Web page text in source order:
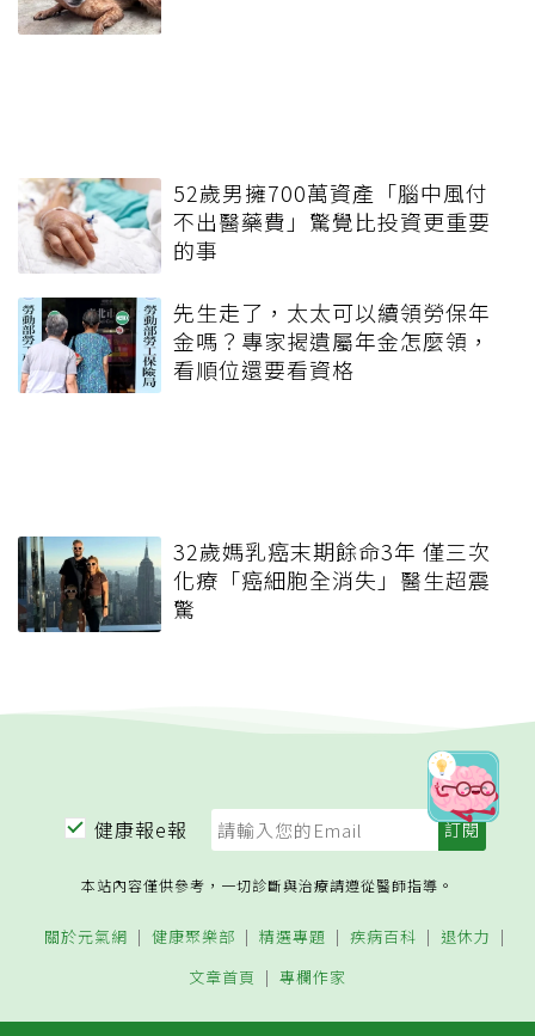
52歲男擁700萬資產「腦中風付
不出醫藥費」驚覺比投資更重要
的事
先生走了，太太可以續領勞保年
金嗎？專家揭遺屬年金怎麼領，
看順位還要看資格
32歲媽乳癌末期餘命3年 僅三次
化療「癌細胞全消失」醫生超震
驚
健康報e報
本站內容僅供參考，一切診斷與治療請遵從醫師指導。
關於元氣網 健康聚樂部 精選專題 疾病百科
退休力
文章首頁
專欄作家